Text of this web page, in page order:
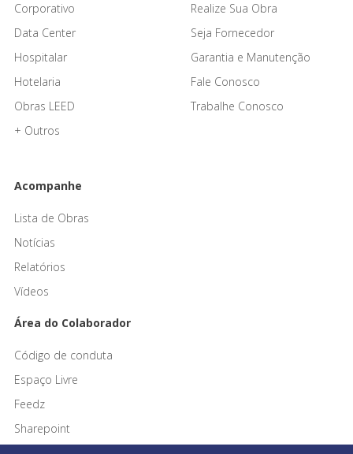
Corporativo
Data Center
Hospitalar
Hotelaria
Obras LEED
+ Outros
Realize Sua Obra
Seja Fornecedor
Garantia e Manutenção
Fale Conosco
Trabalhe Conosco
Acompanhe
Lista de Obras
Notícias
Relatórios
Vídeos
Área do Colaborador
Código de conduta
Espaço Livre
Feedz
Sharepoint